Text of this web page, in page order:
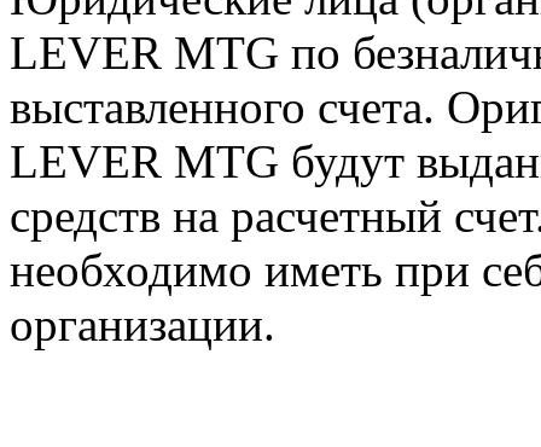
LEVER MTG по
выставленного счета.
LEVER MTG будут
средств на расчетный
необходимо иметь при
организации.